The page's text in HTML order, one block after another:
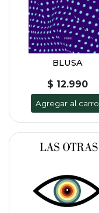
BLUSA
$ 12.990
Agregar al carro